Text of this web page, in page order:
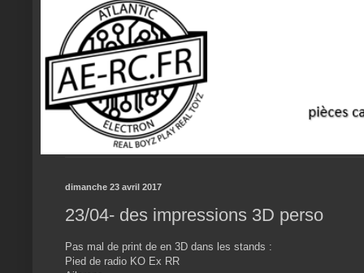
dimanche 23 avril 2017
23/04- des impressions 3D perso
Pas mal de print de en 3D dans les stands :
Pied de radio KO Ex RR